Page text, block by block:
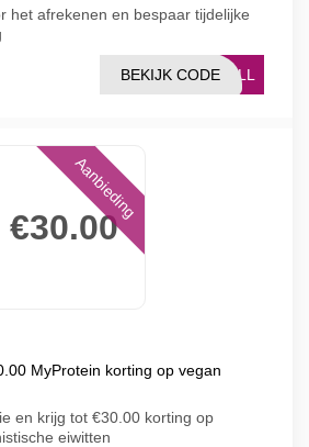
het afrekenen en bespaar tijdelijke
HALL
BEKIJK CODE
€30.00
Aanbieding
MyProtein korting op vegan
en krijg tot €30.00 korting op
eiwitten